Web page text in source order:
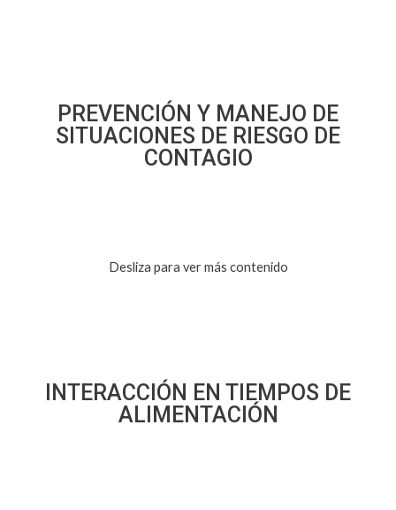
PREVENCIÓN Y MANEJO DE
SITUACIONES DE RIESGO DE
CONTAGIO
Desliza para ver más contenido
INTERACCIÓN EN TIEMPOS DE
ALIMENTACIÓN